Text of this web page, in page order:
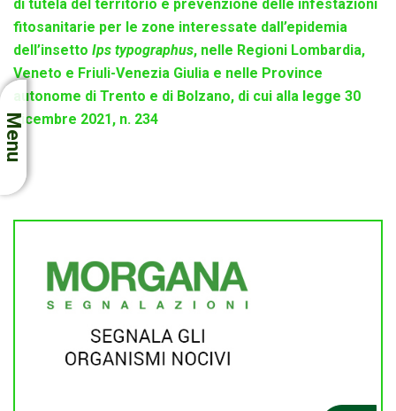
Menu
di tutela del territorio e prevenzione delle infestazioni
fitosanitarie per le zone interessate dall’epidemia
dell’insetto Ips typographus, nelle Regioni Lombardia,
Veneto e Friuli-Venezia Giulia e nelle Province
autonome di Trento e di Bolzano, di cui alla legge 30
dicembre 2021, n. 234